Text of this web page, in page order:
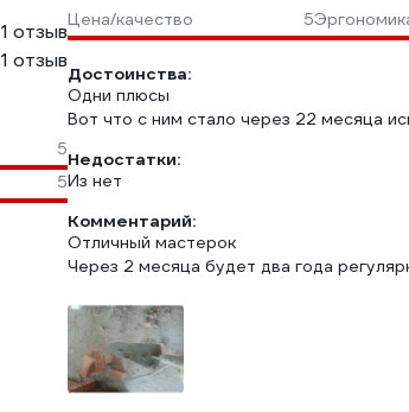
1 отзыв
1 отзыв
5
5
Цена/качество 5
Достоинства:
Одни плюсы
Вот что с ним стало через 22 месяца
Недостатки:
Из нет
Комментарий:
Отличный мастерок
Через 2 месяца будет два года